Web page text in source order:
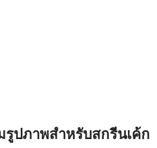
รูปภาพสำหรับสกรีนเค้ก